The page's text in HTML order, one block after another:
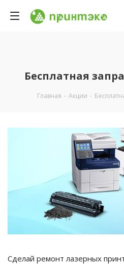
Бесплатная
Главная - Акции -
Сделай ремонт лазерных